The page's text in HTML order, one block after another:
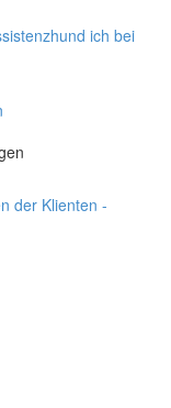
ich bei
der Klienten -